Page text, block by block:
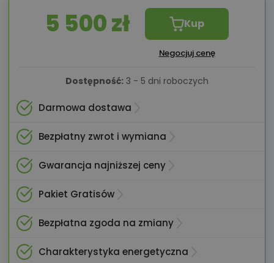
5 500 zł Kup
Negocjuj cenę
Dostępność: 3 - 5 dni roboczych
Darmowa dostawa
Bezpłatny zwrot i wymiana
Gwarancja najniższej ceny
Pakiet Gratisów
Bezpłatna zgoda na zmiany
Charakterystyka energetyczna